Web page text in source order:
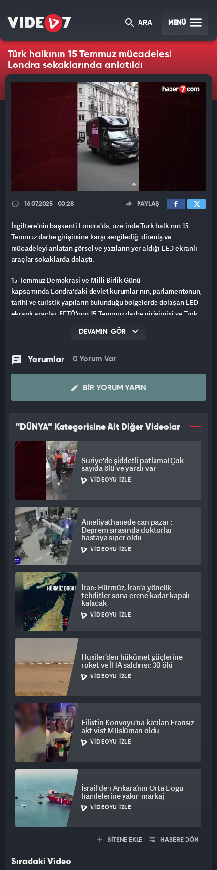
ARA MENÜ
Türk halkının 15 Temmuz mücadelesi
Londra sokaklarında anlatıldı
16.07.2025 00:28 PAYLAŞ
İngiltere'nin başkenti Londra'da, üzerinde Türk halkının 15
Temmuz darbe girişimine karşı sergilediği direniş ve
mücadeleyi anlatan görsel ve yazıların yer aldığı LED ekranlı
araçlar sokaklarda dolaştı.
15 Temmuz Demokrasi ve Milli Birlik Günü
kapsamında Londra'daki devlet kurumlarının, parlamentonun,
tarihi ve turistik yapıların bulunduğu bölgelerde dolaşan LED
ekranlı araçlar, FETÖ'nün 15 Temmuz darbe girişimini ve Türk
Türkiye", "İnancın adı Türkiye", "Kahramanlığın adı Türkiye",
"Dayanışmanın adı Türkiye" ve "Bağımsızlığın adı Türkiye"
LED ekranlı araçlar, Buckingham Sarayı, İngiltere
önemli noktalarda tur attı.
Ayrıca bazı noktalarda dijital billboardlarda da Türk halkının 15
Temmuz mücadelesini anlatan görüntü ve yazılar gösterildi.
DEVAMINI GÖR
Yorumlar 0 Yorum Var
BIR YORUM YAPIN
“DÜNYA” Kategorisine Ait Diğer Videolar
Suriye'de şiddetli patlama! Çok
sayıda ölü ve yaralı var
VIDEOYU İZLE
Ameliyathanede can pazarı:
Deprem sırasında doktorlar
hastaya siper oldu
VIDEOYU İZLE
İran: Hürmüz, İran'a yönelik
tehditler sona erene kadar kapalı
kalacak
VIDEOYU İZLE
Husiler’den hükümet güçlerine
roket ve İHA saldırısı: 30 ölü
VIDEOYU İZLE
Filistin Konvoyu'na katılan Fransız
aktivist Müslüman oldu
VIDEOYU İZLE
İsrail'den Ankara’nın Orta Doğu
hamlelerine yakın markaj
VIDEOYU İZLE
SİTENE EKLE HABERE DÖN
Sıradaki Video